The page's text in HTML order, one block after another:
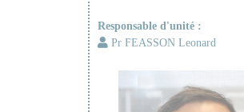
Responsable d'unité :
Pr FEASSON Leonard